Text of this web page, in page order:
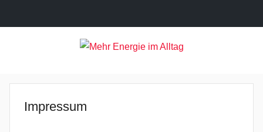
Energie
Impressum